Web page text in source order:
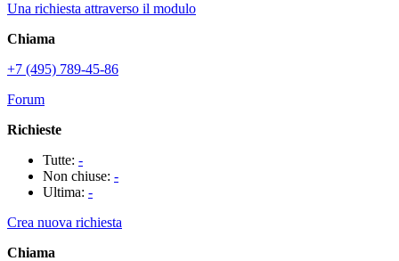
Una richiesta attraverso il modulo
Chiama
+7 (495) 789-45-86
Forum
Richieste
Tutte: -
Non chiuse: -
Ultima: -
Crea nuova richiesta
Chiama